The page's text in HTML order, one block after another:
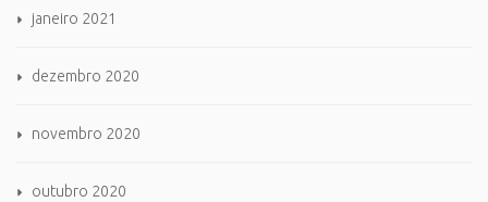
janeiro 2021
dezembro 2020
novembro 2020
outubro 2020